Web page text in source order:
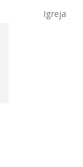
Igreja